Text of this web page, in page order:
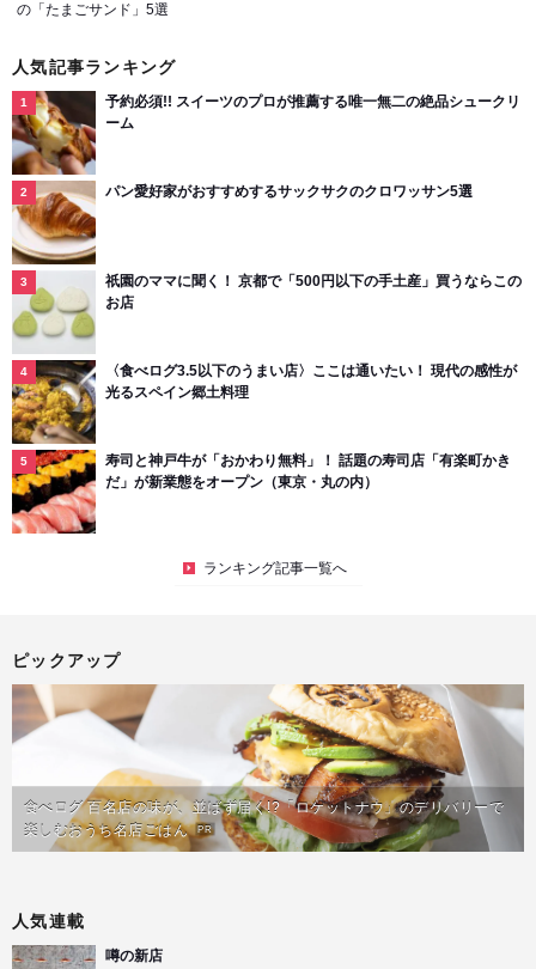
の「たまごサンド」5選
人気記事ランキング
予約必須!! スイーツのプロが推薦する唯一無二の絶品シュークリ
ーム
パン愛好家がおすすめするサックサクのクロワッサン5選
祇園のママに聞く！ 京都で「500円以下の手土産」買うならこの
お店
〈食べログ3.5以下のうまい店〉ここは通いたい！ 現代の感性が
光るスペイン郷土料理
寿司と神戸牛が「おかわり無料」！ 話題の寿司店「有楽町かき
だ」が新業態をオープン（東京・丸の内）
ランキング記事一覧へ
ピックアップ
食べログ 百名店の味が、並ばず届く!?「ロケットナウ」のデリバリーで
楽しむおうち名店ごはん PR
人気連載
噂の新店